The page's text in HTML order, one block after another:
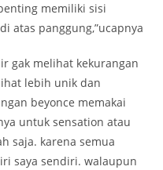
memiliki sisi
atas panggung,”ucapnya
gak melihat kekurangan
lebih unik dan
beyonce memakai
untuk sensation atau
saja. karena semua
saya sendiri. walaupun